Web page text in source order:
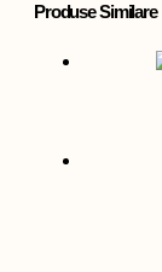
Produse Similare